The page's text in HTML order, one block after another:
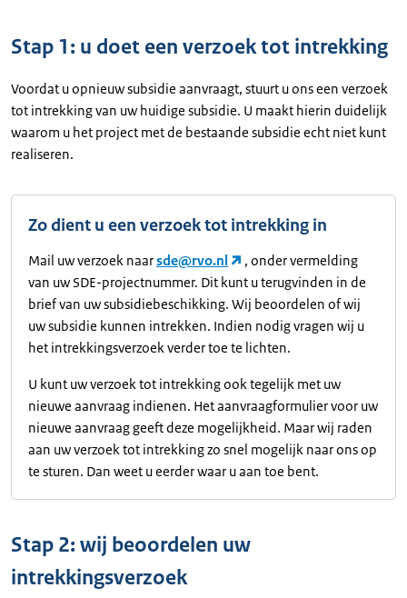
Stap 1: u doet een verzoek tot intrekking
Voordat u opnieuw subsidie aanvraagt, stuurt u ons een verzoek
tot intrekking van uw huidige subsidie. U maakt hierin duidelijk
waarom u het project met de bestaande subsidie echt niet kunt
realiseren.
Zo dient u een verzoek tot intrekking in
Mail uw verzoek naarsde@rvo.nl
, onder vermelding
van uw SDE-projectnummer. Dit kunt u terugvinden in de
brief van uw subsidiebeschikking. Wij beoordelen of wij
uw subsidie kunnen intrekken. Indien nodig vragen wij u
het intrekkingsverzoek verder toe te lichten.
U kunt uw verzoek tot intrekking ook tegelijk met uw
nieuwe aanvraag indienen. Het aanvraagformulier voor uw
nieuwe aanvraag geeft deze mogelijkheid. Maar wij raden
aan uw verzoek tot intrekking zo snel mogelijk naar ons op
te sturen. Dan weet u eerder waar u aan toe bent.
Stap 2: wij beoordelen uw
intrekkingsverzoek